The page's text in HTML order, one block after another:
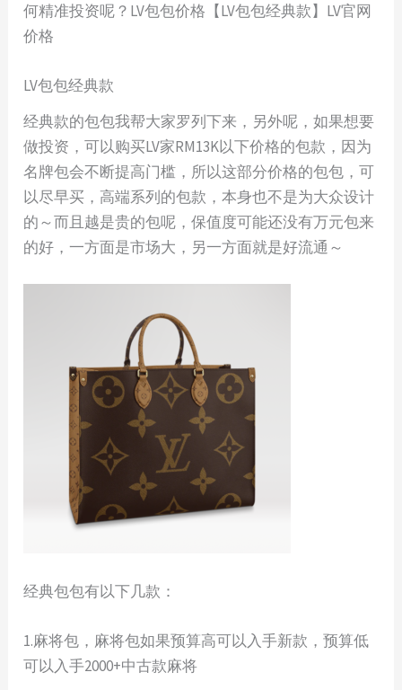
何精准投资呢？LV包包价格【LV包包经典款】LV官网
价格
LV包包经典款
经典款的包包我帮大家罗列下来，另外呢，如果想要
做投资，可以购买LV家RM13K以下价格的包款，因为
名牌包会不断提高门槛，所以这部分价格的包包，可
以尽早买，高端系列的包款，本身也不是为大众设计
的～而且越是贵的包呢，保值度可能还没有万元包来
的好，一方面是市场大，另一方面就是好流通～
经典包包有以下几款：
1.麻将包，麻将包如果预算高可以入手新款，预算低
可以入手2000+中古款麻将